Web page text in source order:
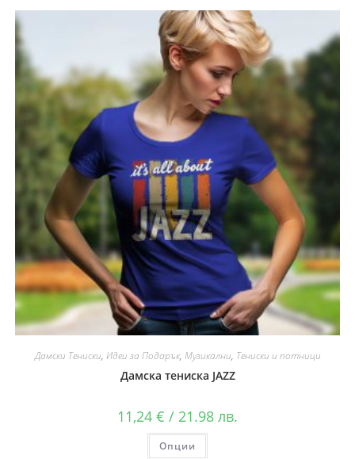
Дамски Тениски, Идеи за Подарък, Музикални, Тениски и потници
Дамска тениска JAZZ
11,24 € / 21.98 лв.
Опции